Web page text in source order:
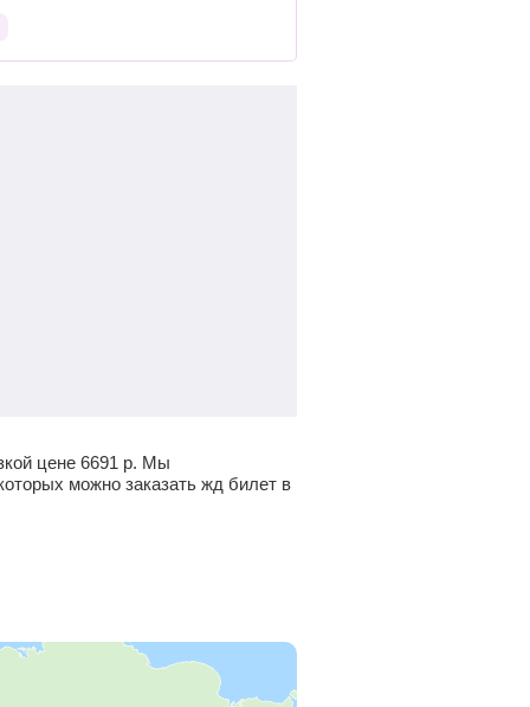
цене 6691 р. Мы
можно заказать жд билет в